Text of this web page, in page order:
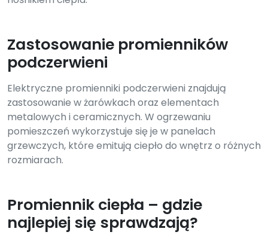
Zastosowanie promienników
podczerwieni
Elektryczne promienniki podczerwieni znajdują
zastosowanie w żarówkach oraz elementach
metalowych i ceramicznych. W ogrzewaniu
pomieszczeń wykorzystuje się je w panelach
grzewczych, które emitują ciepło do wnętrz o różnych
rozmiarach.
Promiennik ciepła – gdzie
najlepiej się sprawdzają?